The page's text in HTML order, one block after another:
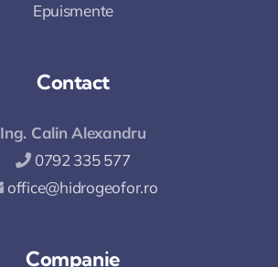
Epuismente
Contact
Ing. Calin Alexandru
0792 335 577
office@hidrogeofor.ro
Companie